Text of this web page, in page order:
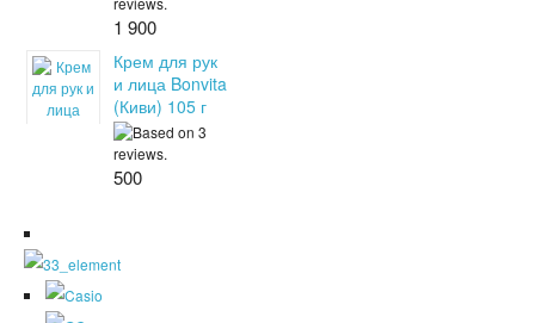
1 900
Крем для рук
и лица Bonvita
(Киви) 105 г
500